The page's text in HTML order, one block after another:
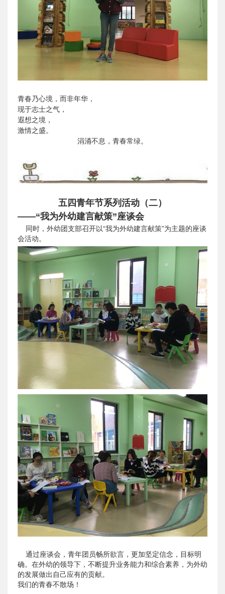
青春乃心境，而非年华，
现于志士之气，
遐想之境，
激情之盛。
涓涌不息，青春常绿。
五四青年节系列活动（二）
——“我为外幼建言献策”座谈会
同时，外幼团支部召开以“我为外幼建言献策”为主题的座谈
会活动。
通过座谈会，青年团员畅所欲言，更加坚定信念，目标明
确。在外幼的领导下，不断提升业务能力和综合素养，为外幼
的发展做出自己应有的贡献。
我们的青春不散场！